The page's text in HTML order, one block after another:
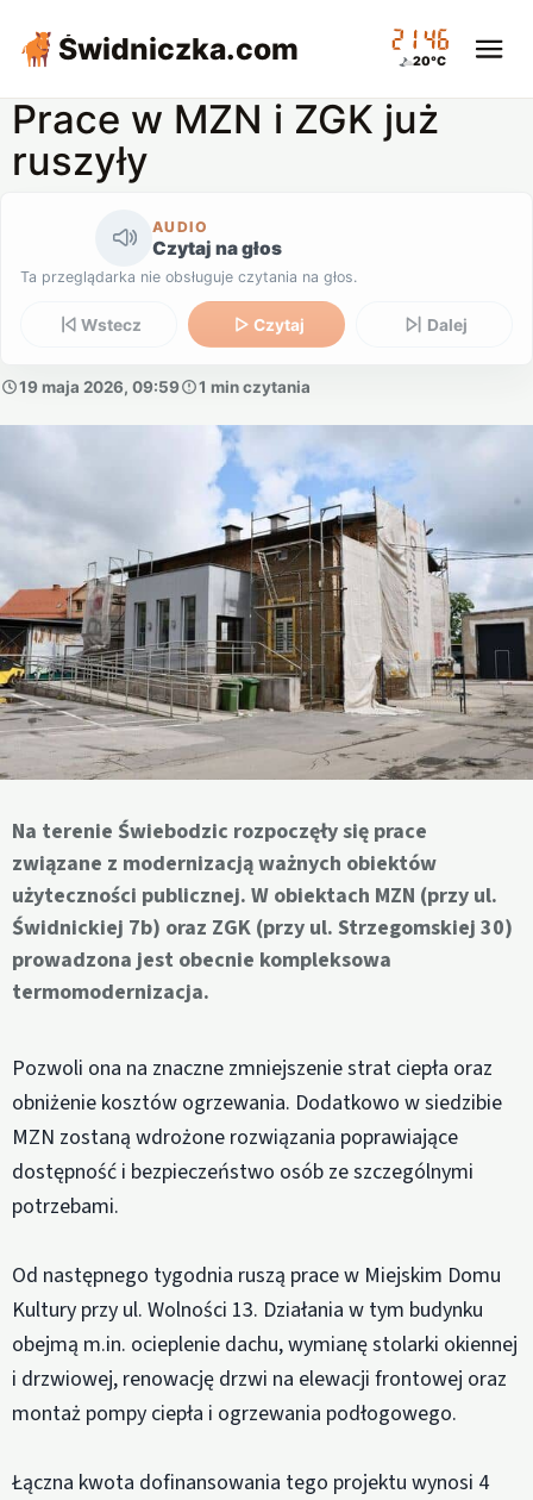
Świdniczka.com 21:46
20°C
Prace w MZN i ZGK już
ruszyły
AUDIO
Czytaj na głos
Ta przeglądarka nie obsługuje czytania na głos.
Wstecz Czytaj Dalej
19 maja 2026, 09:59 1 min czytania
Na terenie Świebodzic rozpoczęły się prace
związane z modernizacją ważnych obiektów
użyteczności publicznej. W obiektach MZN (przy ul.
Świdnickiej 7b) oraz ZGK (przy ul. Strzegomskiej 30)
prowadzona jest obecnie kompleksowa
termomodernizacja.
Pozwoli ona na znaczne zmniejszenie strat ciepła oraz
obniżenie kosztów ogrzewania. Dodatkowo w siedzibie
MZN zostaną wdrożone rozwiązania poprawiające
dostępność i bezpieczeństwo osób ze szczególnymi
potrzebami.
Od następnego tygodnia ruszą prace w Miejskim Domu
Kultury przy ul. Wolności 13. Działania w tym budynku
obejmą m.in. ocieplenie dachu, wymianę stolarki okiennej
i drzwiowej, renowację drzwi na elewacji frontowej oraz
montaż pompy ciepła i ogrzewania podłogowego.
Łączna kwota dofinansowania tego projektu wynosi 4